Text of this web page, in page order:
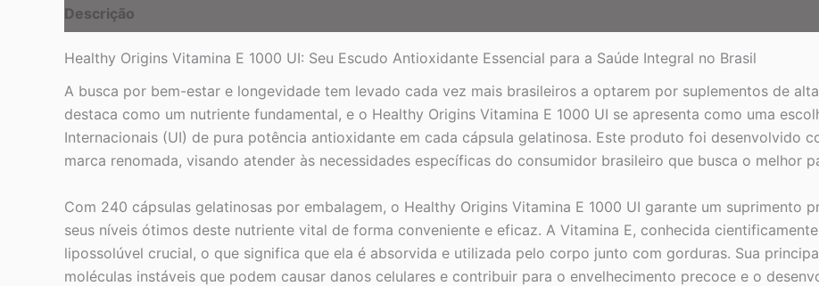
Descrição
Healthy Origins Vitamina E 1000 UI: Seu Escudo Antioxidante Essencial para a Saúde Integral no Brasil
A busca por bem-estar e longevidade tem levado cada vez mais brasileiros a optarem por suplementos de
destaca como um nutriente fundamental, e o Healthy Origins Vitamina E 1000 UI se apresenta como uma
Internacionais (UI) de pura potência antioxidante em cada cápsula gelatinosa. Este produto foi desenvolvido
marca renomada, visando atender às necessidades específicas do consumidor brasileiro que busca o melhor
Com 240 cápsulas gelatinosas por embalagem, o Healthy Origins Vitamina E 1000 UI garante um suprimento
seus níveis ótimos deste nutriente vital de forma conveniente e eficaz. A Vitamina E, conhecida
lipossolúvel crucial, o que significa que ela é absorvida e utilizada pelo corpo junto com gorduras. Sua
moléculas instáveis que podem causar danos celulares e contribuir para o envelhecimento precoce e o